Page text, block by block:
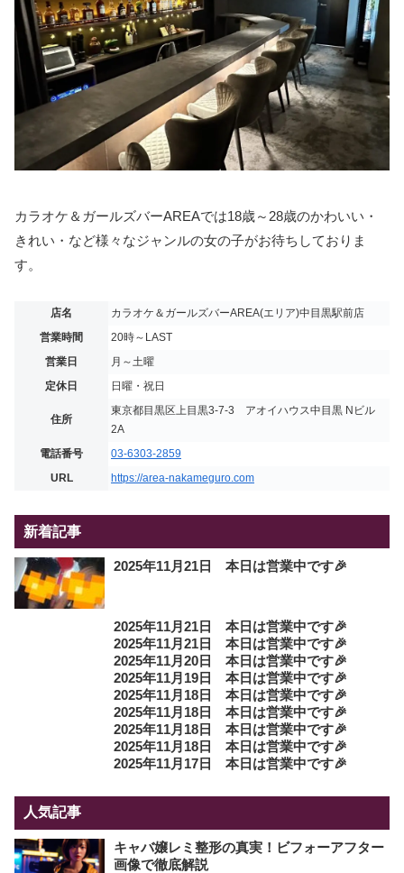
カラオケ＆ガールズバーAREAでは18歳～28歳のかわいい・
きれい・など様々なジャンルの女の子がお待ちしておりま
す。
店名
カラオケ＆ガールズバーAREA(エリア)中目黒駅前店
営業時間
20時～LAST
営業日
月～土曜
定休日
日曜・祝日
住所
東京都目黒区上目黒3-7-3 アオイハウス中目黒 Nビル
2A
電話番号
03-6303-2859
URL
https://area-nakameguro.com
新着記事
2025年11月21日 本日は営業中です🎉
2025年11月21日 本日は営業中です🎉
2025年11月21日 本日は営業中です🎉
2025年11月20日 本日は営業中です🎉
2025年11月19日 本日は営業中です🎉
2025年11月18日 本日は営業中です🎉
2025年11月18日 本日は営業中です🎉
2025年11月18日 本日は営業中です🎉
2025年11月18日 本日は営業中です🎉
2025年11月17日 本日は営業中です🎉
人気記事
キャバ嬢レミ整形の真実！ビフォーアフター
画像で徹底解説